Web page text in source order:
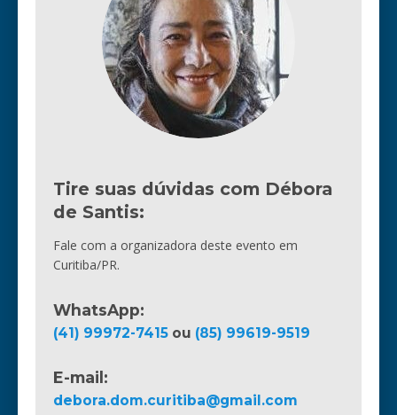
Tire suas dúvidas com Débora
de Santis:
Fale com a organizadora deste evento em
Curitiba/PR.
WhatsApp:
(41) 99972-7415 ou (85) 99619-9519
E-mail:
debora.dom.curitiba@gmail.com